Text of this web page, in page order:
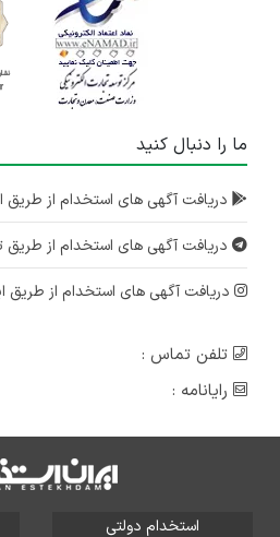
ما را دنبال کنید
دریافت آگهی های استخدام از طریق
دریافت آگهی های استخدام از طریق
دریافت آگهی های استخدام از طریق
تلفن تماس :
رایانامه :
استخدام دولتی